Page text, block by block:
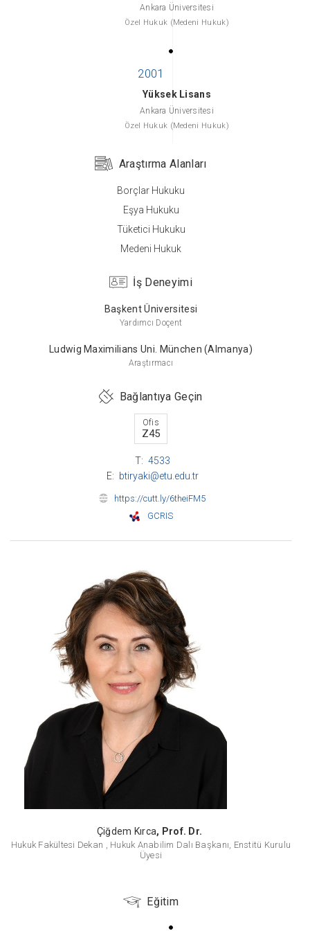
Ankara Üniversitesi
Özel Hukuk (Medeni Hukuk)
Yüksek Lisans
Ankara Üniversitesi
Özel Hukuk (Medeni Hukuk)
Lisans
Ankara Üniversitesi
Hukuk
Araştırma Alanları
Borçlar Hukuku
Eşya Hukuku
Tüketici Hukuku
Medeni Hukuk
İş Deneyimi
Başkent Üniversitesi
Yardımcı Doçent
Ludwig Maximilians Uni. München (Almanya)
Araştırmacı
Bağlantıya Geçin
Ofis
Z45
T: 4533
E: btiryaki@etu.edu.tr
https://cutt.ly/6theiFM5
GCRIS
Çiğdem Kırca, Prof. Dr.
Hukuk Fakültesi Dekan , Hukuk Anabilim Dalı Başkanı, Enstitü Kurulu
Üyesi
Eğitim